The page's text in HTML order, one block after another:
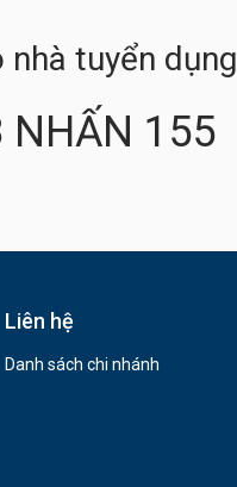
tuyển dụng
NHẤN 155
Liên hệ
Danh sách chi nhánh